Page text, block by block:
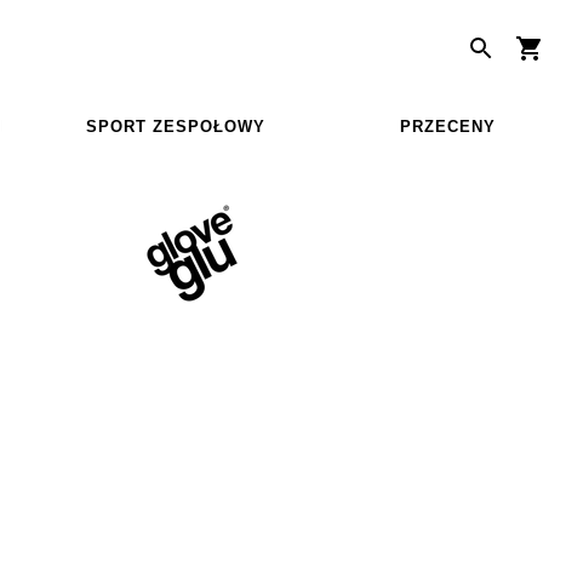
SPORT ZESPOŁOWY PRZECENY